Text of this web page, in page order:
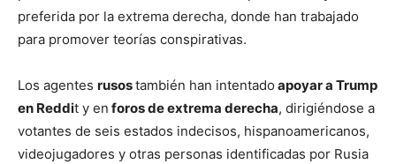
preferida por la extrema derecha, donde han trabajado
para promover teorías conspirativas.
Los agentes rusostambién han intentado apoyar a Trump
en Reddit y en foros de extrema derecha, dirigiéndose a
votantes de seis estados indecisos, hispanoamericanos,
videojugadores y otras personas identificadas por Rusia